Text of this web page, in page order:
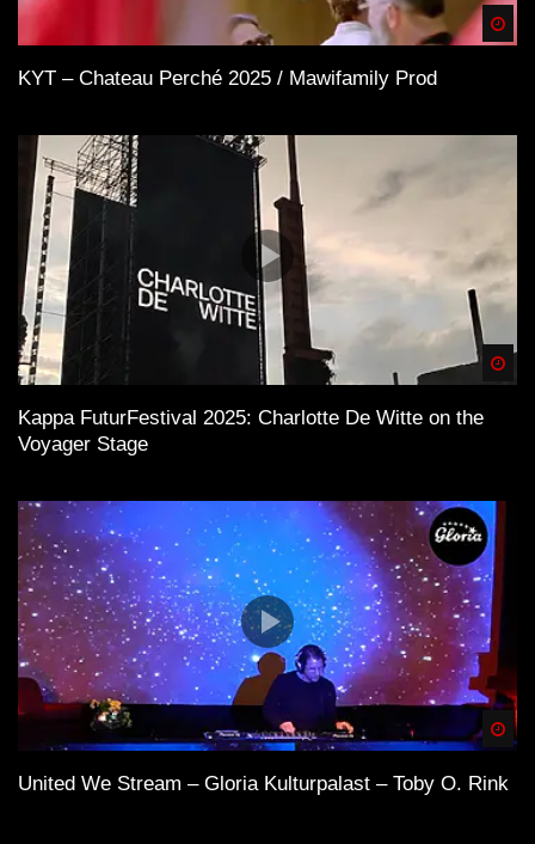
KYT – Chateau Perché 2025 / Mawifamily Prod
Kappa FuturFestival 2025: Charlotte De Witte on the
Voyager Stage
United We Stream – Gloria Kulturpalast – Toby O. Rink